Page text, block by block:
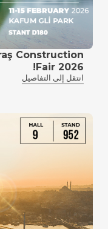
Construction
Fair 2026!
انتقل إلى التفاصيل